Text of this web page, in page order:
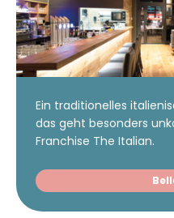
Ein traditionelles
das geht besonders
Franchise The Italian.